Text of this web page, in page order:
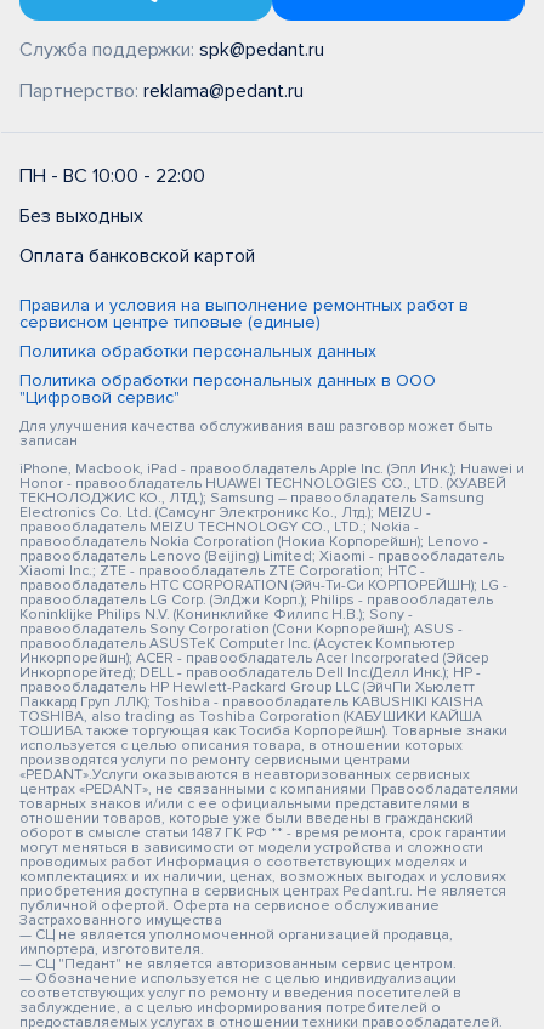
Служба поддержки: spk@pedant.ru
Партнерство: reklama@pedant.ru
ПН - ВС 10:00 - 22:00
Без выходных
Оплата банковской картой
Правила и условия на выполнение ремонтных работ в
сервисном центре типовые (единые)
Политика обработки персональных данных
Политика обработки персональных данных в ООО
"Цифровой сервис"
Для улучшения качества обслуживания ваш разговор может быть
записан
iPhone, Macbook, iPad - правообладатель Apple Inc. (Эпл Инк.); Huawei и
Honor - правообладатель HUAWEI TECHNOLOGIES CO., LTD. (ХУАВЕЙ
ТЕКНОЛОДЖИС КО., ЛТД.); Samsung – правообладатель Samsung
Electronics Co. Ltd. (Самсунг Электроникс Ко., Лтд.); MEIZU -
правообладатель MEIZU TECHNOLOGY CO., LTD.; Nokia -
правообладатель Nokia Corporation (Нокиа Корпорейшн); Lenovo -
правообладатель Lenovo (Beijing) Limited; Xiaomi - правообладатель
Xiaomi Inc.; ZTE - правообладатель ZTE Corporation; HTC -
правообладатель HTC CORPORATION (Эйч-Ти-Си КОРПОРЕЙШН); LG -
правообладатель LG Corp. (ЭлДжи Корп.); Philips - правообладатель
Koninklijke Philips N.V. (Конинклийке Филипс Н.В.); Sony -
правообладатель Sony Corporation (Сони Корпорейшн); ASUS -
правообладатель ASUSTeK Computer Inc. (Асустек Компьютер
Инкорпорейшн); ACER - правообладатель Acer Incorporated (Эйсер
Инкорпорейтед); DELL - правообладатель Dell Inc.(Делл Инк.); HP -
правообладатель HP Hewlett-Packard Group LLC (ЭйчПи Хьюлетт
Паккард Груп ЛЛК); Toshiba - правообладатель KABUSHIKI KAISHA
TOSHIBA, also trading as Toshiba Corporation (КАБУШИКИ КАЙША
ТОШИБА также торгующая как Тосиба Корпорейшн). Товарные знаки
используется с целью описания товара, в отношении которых
производятся услуги по ремонту сервисными центрами
«PEDANT».Услуги оказываются в неавторизованных сервисных
центрах «PEDANT», не связанными с компаниями Правообладателями
товарных знаков и/или с ее официальными представителями в
отношении товаров, которые уже были введены в гражданский
оборот в смысле статьи 1487 ГК РФ ** - время ремонта, срок гарантии
могут меняться в зависимости от модели устройства и сложности
проводимых работ Информация о соответствующих моделях и
комплектациях и их наличии, ценах, возможных выгодах и условиях
приобретения доступна в сервисных центрах Pedant.ru. Не является
публичной офертой. Оферта на сервисное обслуживание
Застрахованного имущества
— СЦ не является уполномоченной организацией продавца,
импортера, изготовителя.
— СЦ "Педант" не является авторизованным сервис центром.
— Обозначение используется не с целью индивидуализации
соответствующих услуг по ремонту и введения посетителей в
заблуждение, а с целью информирования потребителей о
предоставляемых услугах в отношении техники правообладателей.